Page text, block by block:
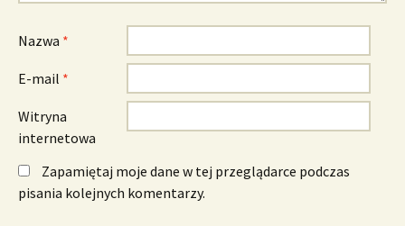
Nazwa *
E-mail *
Witryna
internetowa
Zapamiętaj moje dane w tej przeglądarce podczas
pisania kolejnych komentarzy.